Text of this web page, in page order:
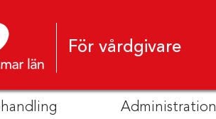
För vårdgivare
Administration